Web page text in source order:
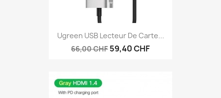
Ugreen USB Lecteur De Carte...
66,00 CHF 59,40 CHF